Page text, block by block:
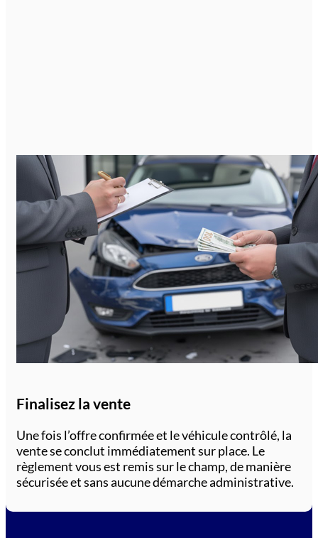
Finalisez la vente
Une fois l’offre confirmée et le véhicule contrôlé, la
vente se conclut immédiatement sur place. Le
règlement vous est remis sur le champ, de manière
sécurisée et sans aucune démarche administrative.